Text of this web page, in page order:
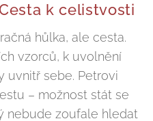
k celistvosti
hůlka, ale cesta.
vzorců, k uvolnění
uvnitř sebe. Petrovi
– možnost stát se
nebude zoufale hledat